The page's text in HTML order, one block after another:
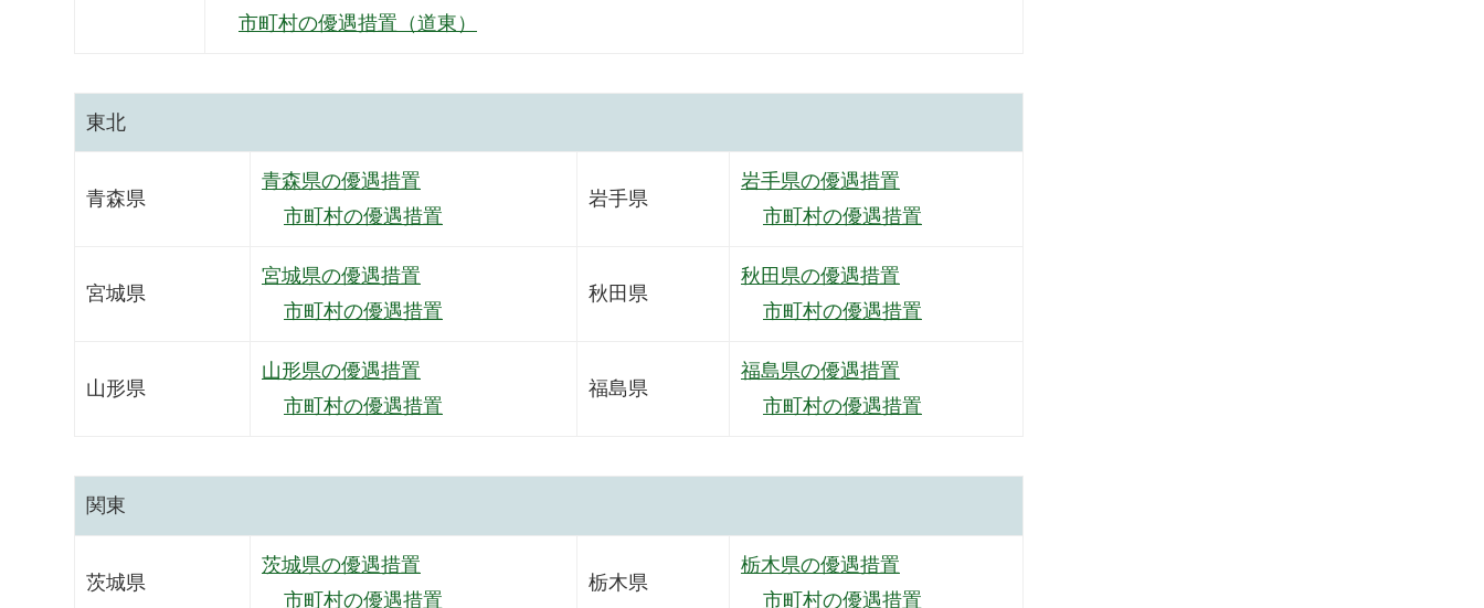
市町村の優遇措置（道東）
東北
青森県
青森県の優遇措置
市町村の優遇措置
岩手県
岩手県の優遇措置
市町村の優遇措置
宮城県
宮城県の優遇措置
市町村の優遇措置
秋田県
秋田県の優遇措置
市町村の優遇措置
山形県
山形県の優遇措置
市町村の優遇措置
福島県
福島県の優遇措置
市町村の優遇措置
関東
茨城県
茨城県の優遇措置
市町村の優遇措置
栃木県
栃木県の優遇措置
市町村の優遇措置